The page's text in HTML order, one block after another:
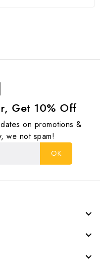
Get 10% Off
on promotions &
we not spam!


